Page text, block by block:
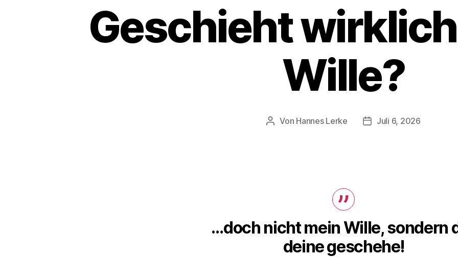
Geschieht
Wille?
Beitragsautor
Von Hannes Lerke Beitragsdatum
Juli 6, 2026
…doch nicht mein Wille, sondern
deine geschehe!